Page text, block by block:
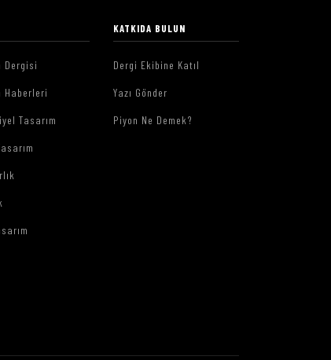
Dergisi
Haberleri
Tasarım
KATKIDA BULUN
Dergi Ekibine Katıl
Yazı Gönder
Piyon Ne Demek?